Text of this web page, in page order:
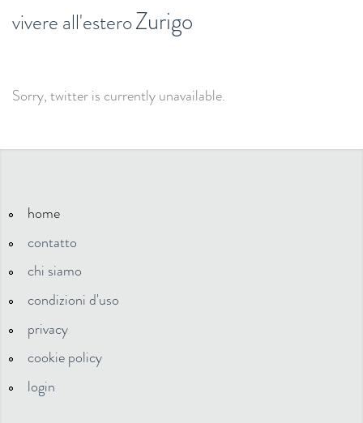
vivere all'esteroZurigo
Sorry, twitter is currently unavailable.
home
contatto
chi siamo
condizioni d'uso
privacy
cookie policy
login